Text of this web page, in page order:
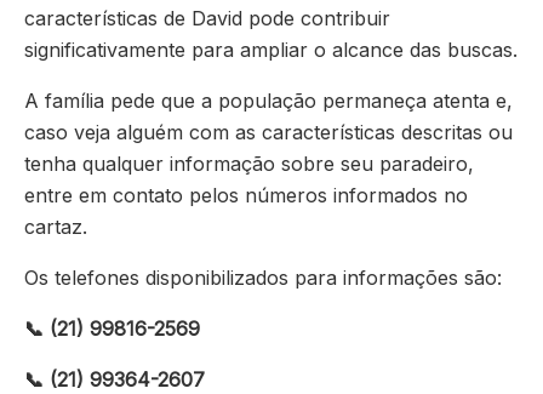
características de David pode contribuir
significativamente para ampliar o alcance das buscas.
A família pede que a população permaneça atenta e,
caso veja alguém com as características descritas ou
tenha qualquer informação sobre seu paradeiro,
entre em contato pelos números informados no
cartaz.
Os telefones disponibilizados para informações são:
📞 (21) 99816-2569
📞 (21) 99364-2607